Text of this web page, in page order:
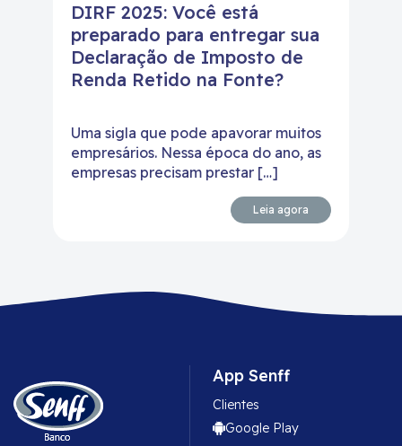
DIRF 2025: Você está
preparado para entregar sua
Declaração de Imposto de
Renda Retido na Fonte?
Uma sigla que pode apavorar muitos
empresários. Nessa época do ano, as
empresas precisam prestar […]
Leia agora
App Senff
Clientes
Google Play